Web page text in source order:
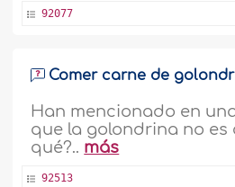
92077
Comer carne de
Han mencionado en
que la golondrina no es
qué?.. más
92513